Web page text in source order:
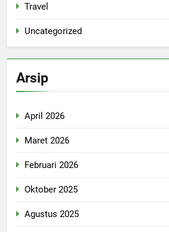
Travel
Uncategorized
Arsip
April 2026
Maret 2026
Februari 2026
Oktober 2025
Agustus 2025